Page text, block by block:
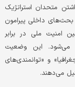
متحدان استراتژیک
داخلی پیرامون
امنیت ملی در برابر
می‌شود. این وضعیت
و «توانمندی‌های
می‌دهند.